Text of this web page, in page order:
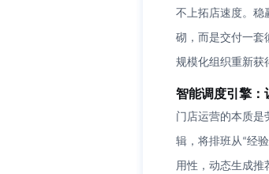
不上拓店速度。稳
砌，而是交付一套
规模化组织重新获
智能调度引擎
门店运营的本质是
辑，将排班从“经
用性，动态生成推